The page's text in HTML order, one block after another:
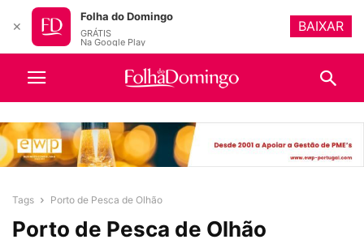
Tags Porto de Pesca de Olhão
Porto de Pesca de Olhão
✕
Folha do Domingo
GRÁTIS
Na Google Play
BAIXAR